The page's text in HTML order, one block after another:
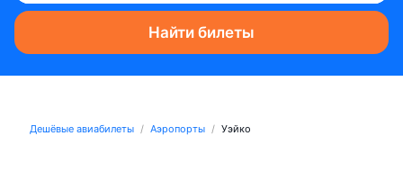
Найти билеты
Дешёвые авиабилеты Аэропорты Уэйко